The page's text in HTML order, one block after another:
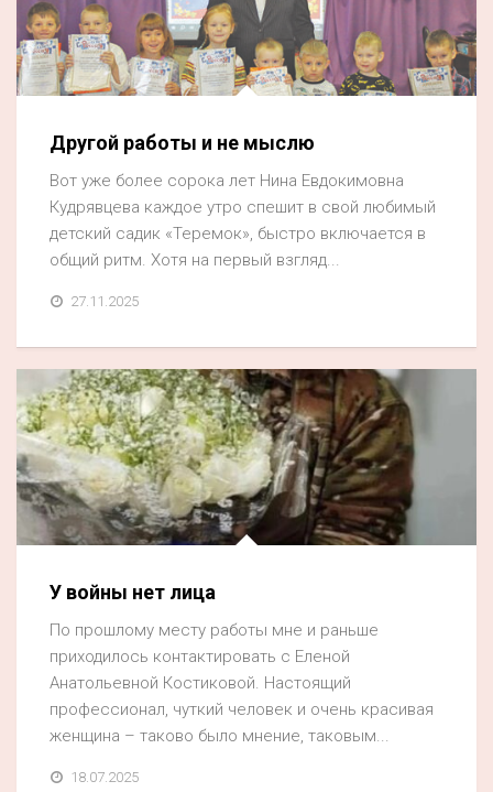
Люди родного края
Акция
Конкурс
Люди родного края
Национальные проекты
Память
Наши юбиляры
Перепись — 2020
Другой работы и не мыслю
Вот уже более сорока лет Нина Евдокимовна
Кудрявцева каждое утро спешит в свой любимый
детский садик «Теремок», быстро включается в
общий ритм. Хотя на первый взгляд...
27.11.2025
У войны нет лица
По прошлому месту работы мне и раньше
приходилось контактировать с Еленой
Анатольевной Костиковой. Настоящий
профессионал, чуткий человек и очень красивая
женщина – таково было мнение, таковым...
18.07.2025